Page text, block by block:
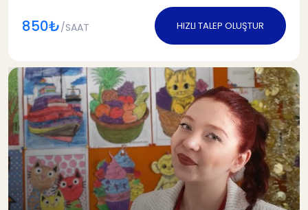
850₺/SAAT HIZLI TALEP OLUŞTUR